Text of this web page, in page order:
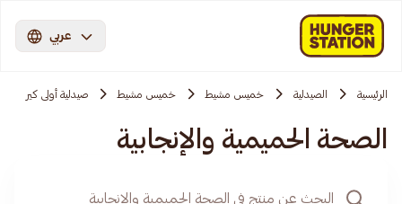
عربي
الرئيسية الصيدلية خميس مشيط خميس مشيط صيدلية أولى كير
الصحة الحميمية والإنجابية